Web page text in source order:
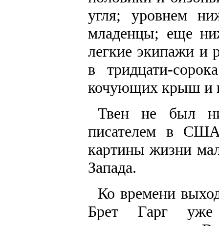
угля; уровнем
младенцы; еще
легкие экипажи и
в тридцати-
кочующих крыш и
Твен не был
писателем в
картины жизни
Запада.
Ко времени
Брет Гарг уже